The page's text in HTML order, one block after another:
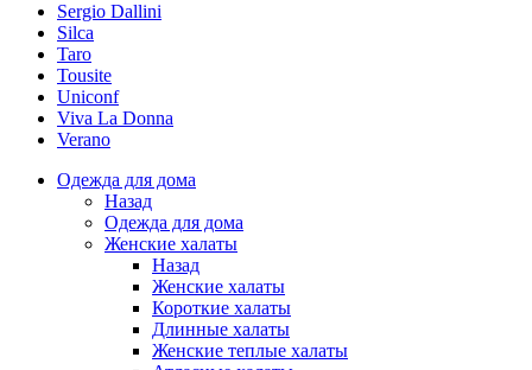
Sergio Dallini
Silca
Taro
Tousite
Uniconf
Viva La Donna
Verano
Одежда для дома
Назад
Одежда для дома
Женские халаты
Назад
Женские халаты
Короткие халаты
Длинные халаты
Женские теплые халаты